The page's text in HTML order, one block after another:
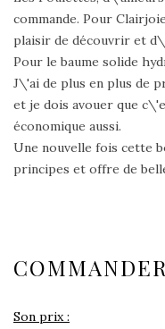
commande. Pour
plaisir de découvrir et
Pour le baume solide
J\'ai de plus en plus de
et je dois avouer que
économique aussi.
Une nouvelle fois cette
principes et offre de
Son prix :